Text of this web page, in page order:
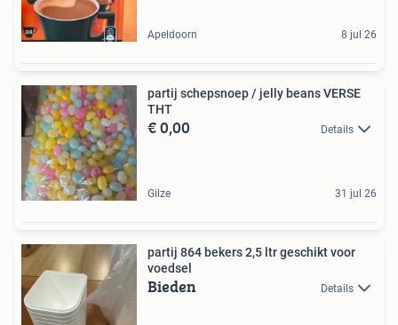
Apeldoorn 8 jul 26
partij schepsnoep / jelly beans VERSE
THT
€ 0,00 Details
Gilze 31 jul 26
partij 864 bekers 2,5 ltr geschikt voor
voedsel
Bieden Details